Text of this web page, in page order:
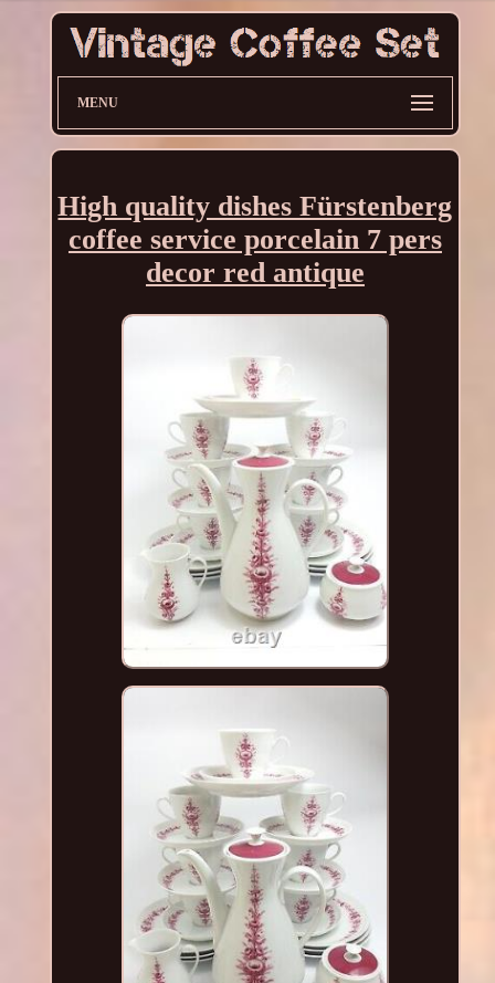
MENU
High quality dishes Fürstenberg
coffee service porcelain 7 pers
decor red antique